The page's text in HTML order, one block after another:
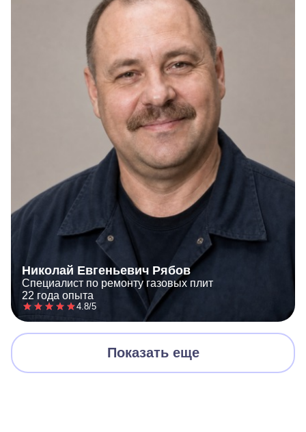
Николай Евгеньевич Рябов
Специалист по ремонту газовых плит
22 года опыта
4.8/5
Показать еще